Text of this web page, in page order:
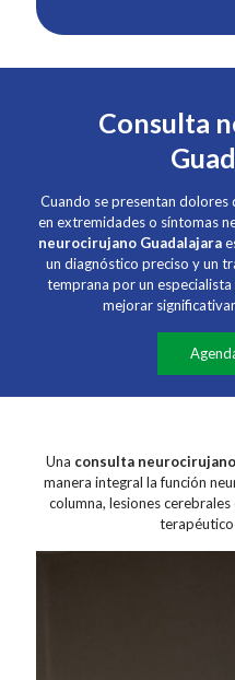
Consulta
Cuando se presentan
en extremidades o síntomas
neurocirujano Guadalajara
un diagnóstico preciso y un
temprana por un
mejorar
Una consulta
manera integral la función
columna, lesiones